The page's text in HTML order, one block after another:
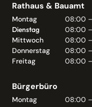
Rathaus & Bauamt
Montag
08:00 –
Dienstag
08:00 –
Mittwoch
08:00 –
Donnerstag
08:00 –
Freitag
08:00 –
Bürgerbüro
Montag
08:00 –